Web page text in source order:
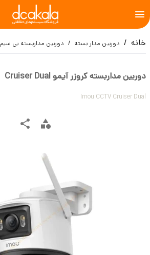
خانه دوربین مدار بسته دوربین مداربسته بی سیم
دوربین مداربسته کروزر آیمو Cruiser Dual
Imou CCTV Cruiser Dual